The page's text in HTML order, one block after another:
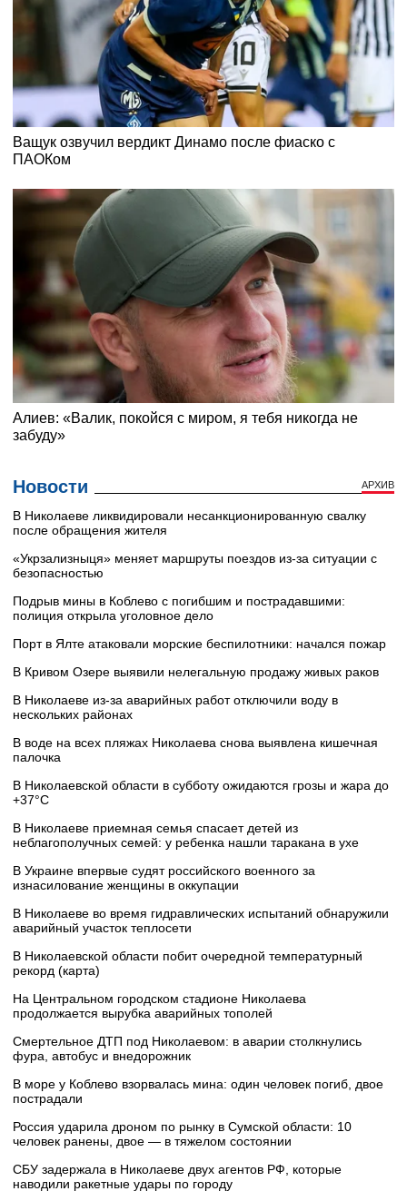
Новости АРХИВ
В Николаеве ликвидировали несанкционированную свалку
после обращения жителя
«Укрзализныця» меняет маршруты поездов из-за ситуации с
безопасностью
Подрыв мины в Коблево с погибшим и пострадавшими:
полиция открыла уголовное дело
Порт в Ялте атаковали морские беспилотники: начался пожар
В Кривом Озере выявили нелегальную продажу живых раков
В Николаеве из-за аварийных работ отключили воду в
нескольких районах
В воде на всех пляжах Николаева снова выявлена кишечная
палочка
В Николаевской области в субботу ожидаются грозы и жара до
+37°C
В Николаеве приемная семья спасает детей из
неблагополучных семей: у ребенка нашли таракана в ухе
В Украине впервые судят российского военного за
изнасилование женщины в оккупации
В Николаеве во время гидравлических испытаний обнаружили
аварийный участок теплосети
В Николаевской области побит очередной температурный
рекорд (карта)
На Центральном городском стадионе Николаева
продолжается вырубка аварийных тополей
Смертельное ДТП под Николаевом: в аварии столкнулись
фура, автобус и внедорожник
В море у Коблево взорвалась мина: один человек погиб, двое
пострадали
Россия ударила дроном по рынку в Сумской области: 10
человек ранены, двое — в тяжелом состоянии
СБУ задержала в Николаеве двух агентов РФ, которые
наводили ракетные удары по городу